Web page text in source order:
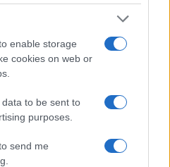
enable storage
cookies on web or
to be sent to
purposes.
send me
incanta il gala del Big Art
Holding e il Comune di
per De Andrè, la nipote: “Mio
chiesto che cazzo ci faceva”